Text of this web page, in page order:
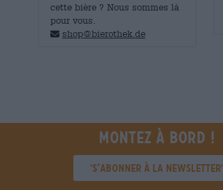
cette bière ? Nous sommes là
pour vous.
shop@bierothek.de
Montez à bord !
'S’abonner à la newsletter'